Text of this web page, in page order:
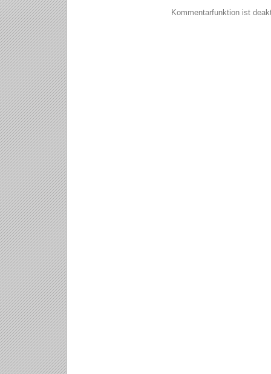
Kommentarfunktion ist